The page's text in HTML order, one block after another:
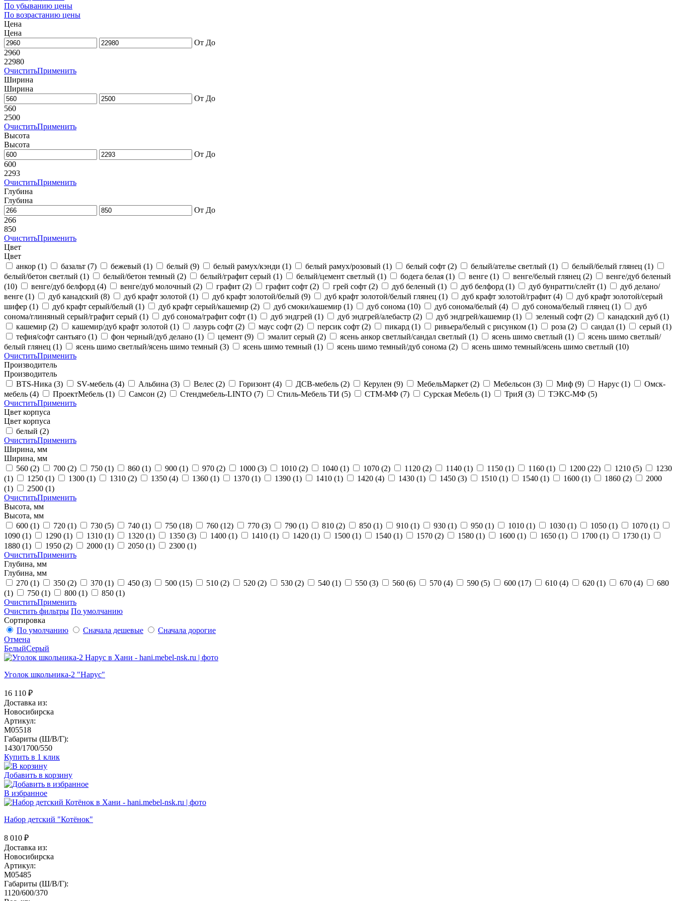
По убыванию цены
По возрастанию цены
Цена
Цена
От До
2960
22980
ОчиститьПрименить
Ширина
Ширина
От До
560
2500
ОчиститьПрименить
Высота
Высота
От До
600
2293
ОчиститьПрименить
Глубина
Глубина
От До
266
850
ОчиститьПрименить
Цвет
Цвет
анкор (1) базальт (7) бежевый (1) белый (9) белый рамух/кэнди (1) белый рамух/розовый (1) белый софт (2) белый/ателье светлый (1) белый/белый глянец (1)
белый/бетон светлый (1) белый/бетон темный (2) белый/графит серый (1) белый/цемент светлый (1) бодега белая (1) венге (1) венге/белый глянец (2)
венге/дуб беленый
(10)
венге/дуб белфорд (4) венге/дуб молочный (2) графит (2) графит софт (2) грей софт (2) дуб беленый (1) дуб белфорд (1) дуб бунратти/слейт (1)
дуб делано/
венге (1) дуб канадский (8) дуб крафт золотой (1) дуб крафт золотой/белый (9) дуб крафт золотой/белый глянец (1) дуб крафт золотой/графит (4)
дуб крафт золотой/серый
шифер (1) дуб крафт серый/белый (1) дуб крафт серый/кашемир (2) дуб смоки/кашемир (1) дуб сонома (10) дуб сонома/белый (4) дуб сонома/белый глянец (1)
дуб
сонома/глиняный серый/графит серый (1) дуб сонома/графит софт (1) дуб эндгрей (1) дуб эндгрей/алебастр (2) дуб эндгрей/кашемир (1) зеленый софт (2) канадский дуб (1)
кашемир (2) кашемир/дуб крафт золотой (1) лазурь софт (2) маус софт (2) персик софт (2) пикард (1) ривьера/белый с рисунком (1) роза (2) сандал (1) серый (1)
тефия/софт сантьяго (1) фон черный/дуб делано (1) цемент (9) эмалит серый (2) ясень анкор светлый/сандал светлый (1) ясень шимо светлый (1)
ясень шимо светлый/
белый глянец (1) ясень шимо светлый/ясень шимо темный (3) ясень шимо темный (1) ясень шимо темный/дуб сонома (2) ясень шимо темный/ясень шимо светлый (10)
ОчиститьПрименить
Производитель
Производитель
BTS-Ника (3) SV-мебель (4) Альбина (3) Велес (2) Горизонт (4) ДСВ-мебель (2) Керулен (9) МебельМаркет (2) Мебельсон (3) Миф (9) Нарус (1)
Омск-
мебель (4) ПроектМебель (1) Самсон (2) Стендмебель-LINTO (7) Стиль-Мебель ТИ (5) СТМ-МФ (7) Сурская Мебель (1) ТриЯ (3) ТЭКС-МФ (5)
ОчиститьПрименить
Цвет корпуса
Цвет корпуса
белый (2)
ОчиститьПрименить
Ширина, мм
Ширина, мм
560 (2) 700 (2) 750 (1) 860 (1) 900 (1) 970 (2) 1000 (3) 1010 (2) 1040 (1) 1070 (2) 1120 (2) 1140 (1) 1150 (1) 1160 (1) 1200 (22) 1210 (5)
1230
(1)
1250 (1) 1300 (1) 1310 (2) 1350 (4) 1360 (1) 1370 (1) 1390 (1) 1410 (1) 1420 (4) 1430 (1) 1450 (3) 1510 (1) 1540 (1) 1600 (1) 1860 (2)
2000
(1)
2500 (1)
ОчиститьПрименить
Высота, мм
Высота, мм
600 (1) 720 (1) 730 (5) 740 (1) 750 (18) 760 (12) 770 (3) 790 (1) 810 (2) 850 (1) 910 (1) 930 (1) 950 (1) 1010 (1) 1030 (1) 1050 (1) 1070 (1)
1090 (1) 1290 (1) 1310 (1) 1320 (1) 1350 (3) 1400 (1) 1410 (1) 1420 (1) 1500 (1) 1540 (1) 1570 (2) 1580 (1) 1600 (1) 1650 (1) 1700 (1) 1730 (1)
1880 (1) 1950 (2) 2000 (1) 2050 (1) 2300 (1)
ОчиститьПрименить
Глубина, мм
Глубина, мм
270 (1) 350 (2) 370 (1) 450 (3) 500 (15) 510 (2) 520 (2) 530 (2) 540 (1) 550 (3) 560 (6) 570 (4) 590 (5) 600 (17) 610 (4) 620 (1) 670 (4)
680
(1)
750 (1) 800 (1) 850 (1)
ОчиститьПрименить
Очистить фильтры По умолчанию
Сортировка
По умолчанию
Сначала дешевые
Сначала дорогие
Отмена
БелыйСерый
Уголок школьника-2 "Нарус"
16 110 ₽
Доставка из:
Новосибирска
Артикул:
M05518
Габариты (Ш/В/Г):
1430/1700/550
Купить в 1 клик
Добавить в корзину
В избранное
Набор детский "Котёнок"
8 010 ₽
Доставка из:
Новосибирска
Артикул:
M05485
Габариты (Ш/В/Г):
1120/600/370